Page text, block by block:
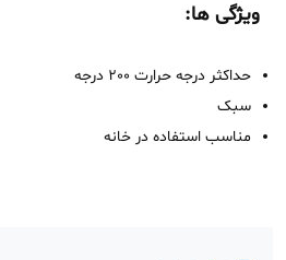
ویژگی ها:
حداکثر درجه حرارت 200 درجه
سبک
مناسب استفاده در خانه